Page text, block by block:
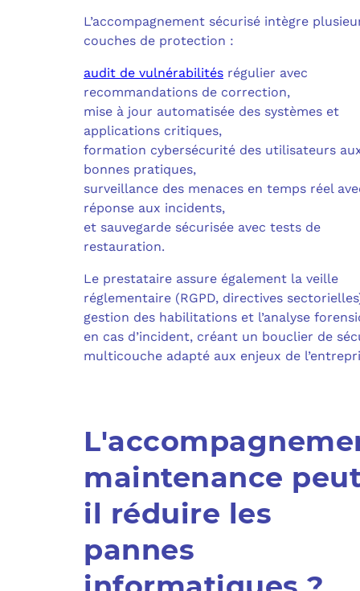
L’accompagnement sécurisé intègre
couches de protection :
audit de vulnérabilités régulier avec
recommandations de correction,
mise à jour automatisée des systèmes et
applications critiques,
formation cybersécurité des utilisateurs
bonnes pratiques,
surveillance des menaces en temps réel
réponse aux incidents,
et sauvegarde sécurisée avec tests de
restauration.
Le prestataire assure également la veille
réglementaire (RGPD, directives
gestion des habilitations et l’analyse
en cas d’incident, créant un bouclier de
multicouche adapté aux enjeux de
maintenance
il réduire les
pannes